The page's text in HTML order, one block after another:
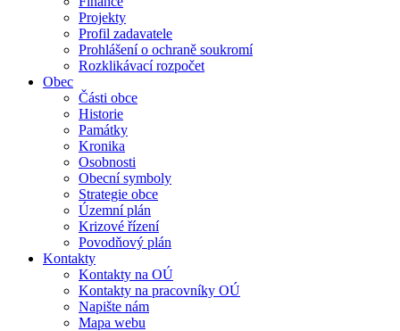
Projekty
Profil zadavatele
Prohlášení o ochraně soukromí
Rozklikávací rozpočet
Obec
Části obce
Historie
Památky
Kronika
Osobnosti
Obecní symboly
Strategie obce
Územní plán
Krizové řízení
Povodňový plán
Kontakty
Kontakty na OÚ
Kontakty na pracovníky OÚ
Napište nám
Mapa webu